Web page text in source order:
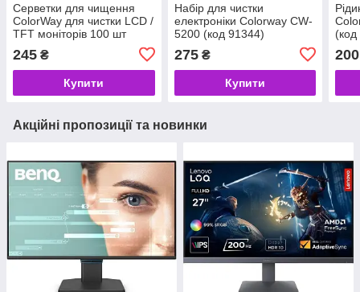
Серветки для чищення
ColorWay для чистки LCD /
TFT моніторів 100 шт
245 ₴
Купити
Набір для чистки
електроніки Colorway CW-
5200 (код 91344)
275₴
Купити
200
Акційні пропозиції та новинки